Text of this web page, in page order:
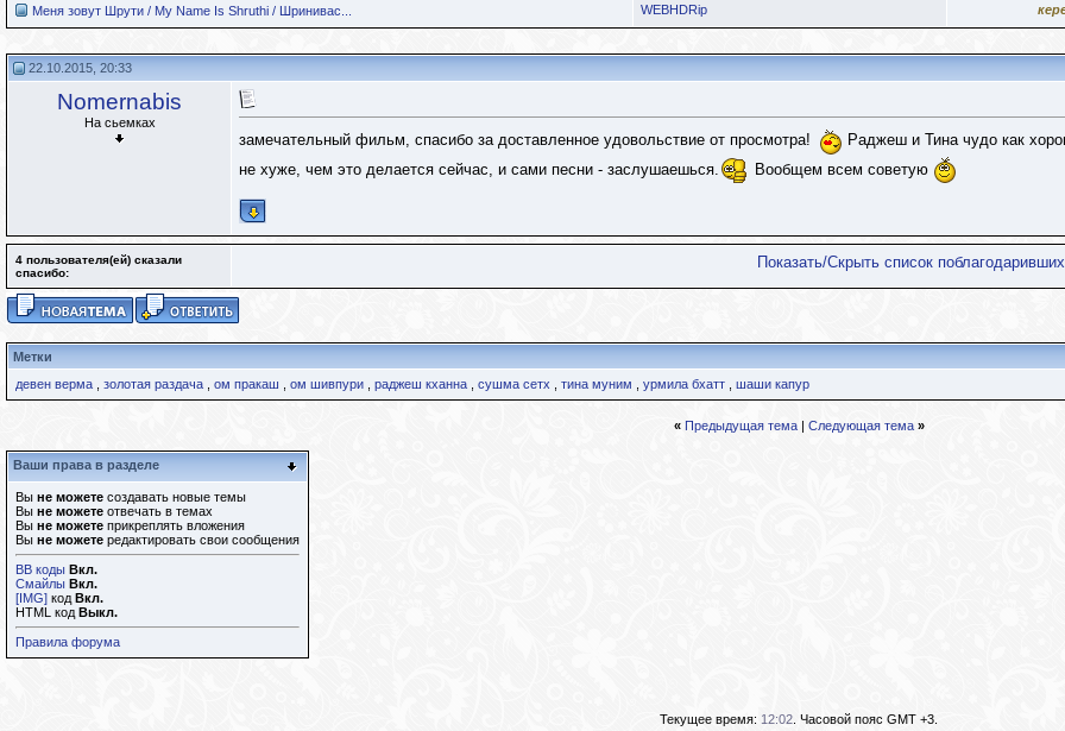
Меня зовут Шрути / My Name Is Shruthi / Шринивас... WEBHDRip
22.10.2015, 20:33
Nomernabis
На сьемках
замечательный фильм, спасибо за доставленное удовольствие от просмотра!
Раджеш и Тина чудо как
не хуже, чем это делается сейчас, и сами песни - заслушаешься.
Вообщем всем советую
4 пользователя(ей) сказали
cпасибо:
Показать/Скрыть список поблагодаривших
Метки
девен верма
золотая раздача ом пракаш ом шивпури раджеш кханна сушма сетх тина муним урмила бхатт шаши капур
« Предыдущая тема| Следующая тема »
Ваши права в разделе
Вы не можете создавать новые темы
Вы не можете отвечать в темах
Вы не можете прикреплять вложения
Вы не можете редактировать свои сообщения
BB коды Вкл.
Смайлы Вкл.
[IMG] код Вкл.
HTML код Выкл.
Правила форума
Текущее время: 12:02 . Часовой пояс GMT +3.